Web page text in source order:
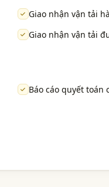
Giao nhận vận tải
Giao nhận vận tải
Báo cáo quyết toán